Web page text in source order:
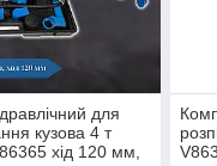
для
кузова 4 т
хід 120 мм,